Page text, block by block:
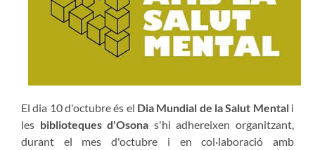
El dia 10 d'octubre és el Dia Mundial de la Salut Mentali
les biblioteques d'Osona s'hi adhereixen organitzant,
durant el mes d'octubre i en col·laboració amb